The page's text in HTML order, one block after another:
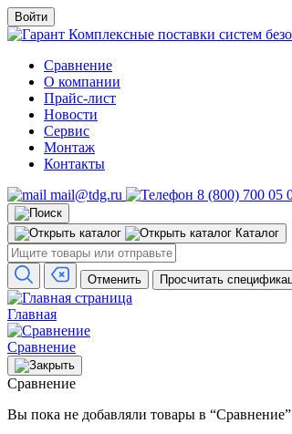
Войти
Комплексные поставки систем
Сравнение
О компании
Прайс-лист
Новости
Сервис
Монтаж
Контакты
mail@tdg.ru
8 (800) 700 05
Каталог
Отменить Просчитать
Главная
Сравнение
Сравнение
Вы пока не добавляли товары в